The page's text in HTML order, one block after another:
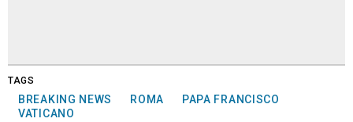
TAGS
BREAKING NEWS ROMA
PAPA FRANCISCO
VATICANO